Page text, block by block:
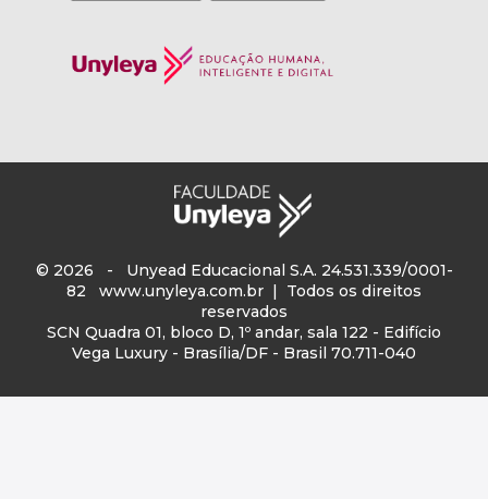
© 2026 - Unyead Educacional S.A. 24.531.339/0001-
82 www.unyleya.com.br | Todos os direitos
reservados
SCN Quadra 01, bloco D, 1º andar, sala 122 - Edifício
Vega Luxury - Brasília/DF - Brasil 70.711-040